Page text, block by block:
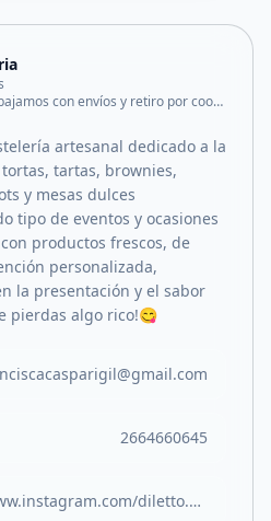
Sin local fisico, trabajamos con envíos y retiro por coordinación
artesanal dedicado a la
tartas, brownies,
y mesas dulces
tipo de eventos y ocasiones
productos frescos, de
personalizada,
la presentación y el sabor
pierdas algo rico!😋
2664660645
https://www.instagram.com/diletto.pasteleria.sl?igsh=bGhsaHZnZ25sdjZ3&utm_source=qr